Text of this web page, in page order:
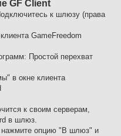
GF Client
к шлюзу (права
GameFreedom
Простой перехват
в окне клиента
к своим серверам,
в шлюз.
нажмите опцию "В шлюз" и